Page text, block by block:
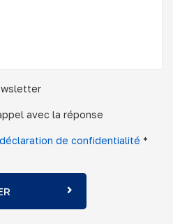
avec la réponse
de confidentialité *